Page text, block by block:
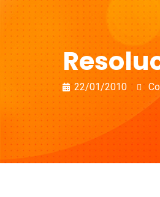
22/01/2010